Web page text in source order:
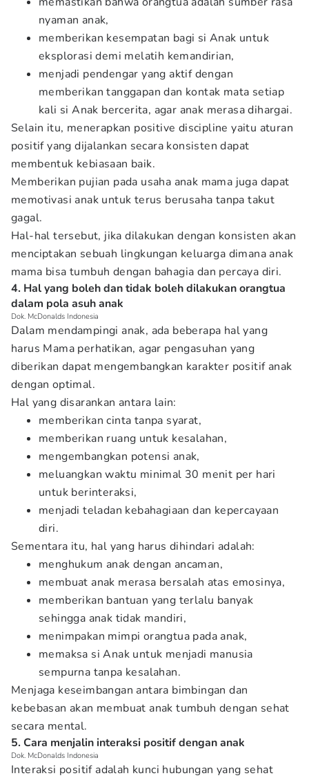
nyaman anak,
memberikan kesempatan bagi si Anak untuk
eksplorasi demi melatih kemandirian,
menjadi pendengar yang aktif dengan
memberikan tanggapan dan kontak mata setiap
kali si Anak bercerita, agar anak merasa dihargai.
Selain itu, menerapkan positive discipline yaitu aturan
positif yang dijalankan secara konsisten dapat
membentuk kebiasaan baik.
Memberikan pujian pada usaha anak mama juga dapat
memotivasi anak untuk terus berusaha tanpa takut
gagal.
Hal-hal tersebut, jika dilakukan dengan konsisten akan
menciptakan sebuah lingkungan keluarga dimana anak
mama bisa tumbuh dengan bahagia dan percaya diri.
4. Hal yang boleh dan tidak boleh dilakukan orangtua
dalam pola asuh anak
Dok. McDonalds Indonesia
Dalam mendampingi anak, ada beberapa hal yang
harus Mama perhatikan, agar pengasuhan yang
diberikan dapat mengembangkan karakter positif anak
dengan optimal.
Hal yang disarankan antara lain:
memberikan cinta tanpa syarat,
memberikan ruang untuk kesalahan,
mengembangkan potensi anak,
meluangkan waktu minimal 30 menit per hari
untuk berinteraksi,
menjadi teladan kebahagiaan dan kepercayaan
diri.
Sementara itu, hal yang harus dihindari adalah:
menghukum anak dengan ancaman,
membuat anak merasa bersalah atas emosinya,
memberikan bantuan yang terlalu banyak
sehingga anak tidak mandiri,
menimpakan mimpi orangtua pada anak,
memaksa si Anak untuk menjadi manusia
sempurna tanpa kesalahan.
Menjaga keseimbangan antara bimbingan dan
kebebasan akan membuat anak tumbuh dengan sehat
secara mental.
5. Cara menjalin interaksi positif dengan anak
Dok. McDonalds Indonesia
Interaksi positif adalah kunci hubungan yang sehat